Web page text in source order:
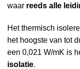
waar reeds alle
Het thermisch
het hoogste van tot
een 0,021 W/mK is
isolatie.